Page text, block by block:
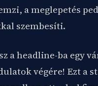
a meglepetés
szembesíti.
a headline-ba egy
végére! Ezt a